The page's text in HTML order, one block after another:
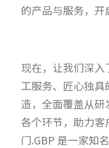
的产品与服务，开
现在，让我们深
工服务、匠心独
造，全面覆盖从
各个环节，助力客
门.GBP 是一家知